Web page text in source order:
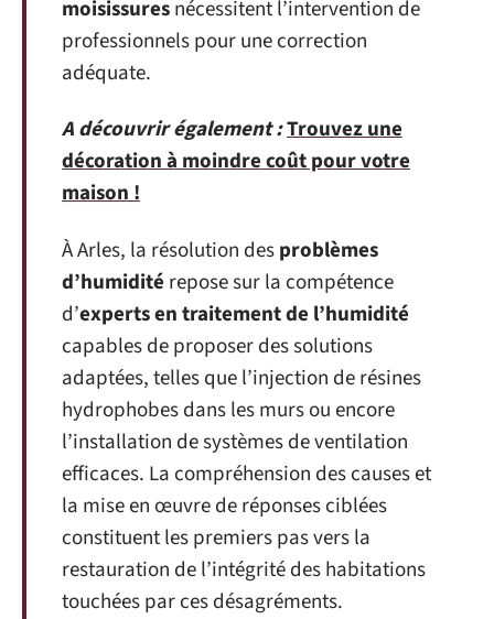
moisissuresnécessitent l’intervention de
professionnels pour une correction
adéquate.
A découvrir également :Trouvez une
décoration à moindre coût pour votre
maison !
À Arles, la résolution desproblèmes
d’humidité repose sur la compétence
d’experts en traitement de l’humidité
capables de proposer des solutions
adaptées, telles que l’injection de résines
hydrophobes dans les murs ou encore
l’installation de systèmes de ventilation
efficaces. La compréhension des causes et
la mise en œuvre de réponses ciblées
constituent les premiers pas vers la
restauration de l’intégrité des habitations
touchées par ces désagréments.